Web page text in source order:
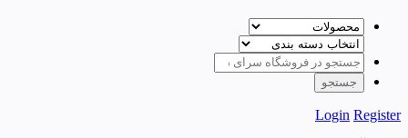
Login Register